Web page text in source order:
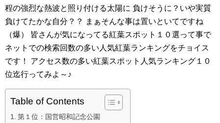
程の強烈な熱波と照り付ける太陽に 負けそうに？いや実質
負けてたかな自分？？ まぁそんな事は置いといてですね
（爆） 皆さんが気になってる紅葉スポット１０選って事で
ネットでの検索回数の多い人気紅葉ランキングをチョイス
です！ アクセス数の多い紅葉スポット人気ランキング１０
位迄行ってみよ～♪
Table of Contents
第１位：国営昭和記念公園